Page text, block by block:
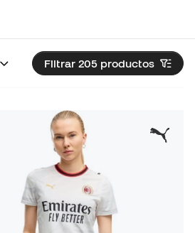
Filtrar 205 productos